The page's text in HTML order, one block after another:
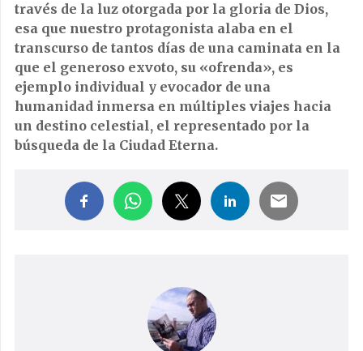
través de la luz otorgada por la gloria de Dios,
esa que nuestro protagonista alaba en el
transcurso de tantos días de una caminata en la
que el generoso exvoto, su «ofrenda», es
ejemplo individual y evocador de una
humanidad inmersa en múltiples viajes hacia
un destino celestial, el representado por la
búsqueda de la Ciudad Eterna.